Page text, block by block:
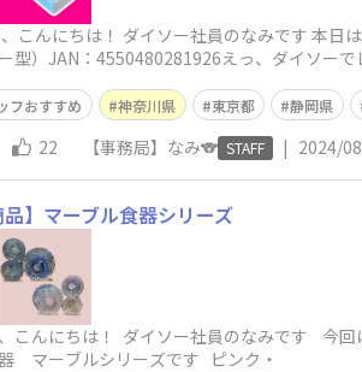
こんにちは！ ダイソー社員のなみです 本日
型）JAN：4550480281926えっ、ダイソー
フおすすめ 神奈川県 東京都 静岡県
22 【事務局】なみ🐨 STAFF | 2024/
品】マーブル食器シリーズ
こんにちは！ ダイソー社員のなみです 今回
マーブルシリーズです ピンク・